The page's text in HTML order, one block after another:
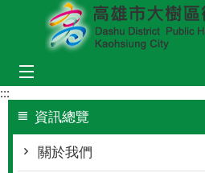
跳到主要內容區塊
:::
資訊總覽
關於我們